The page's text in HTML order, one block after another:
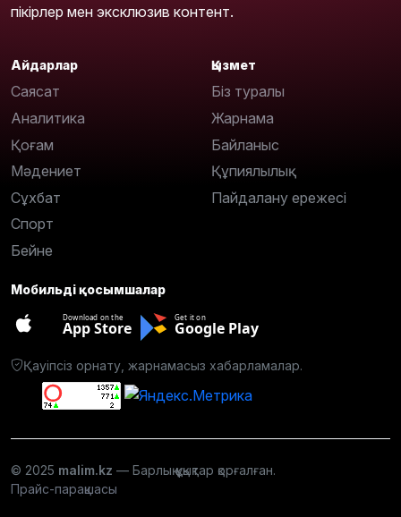
пікірлер мен эксклюзив контент.
Айдарлар
Саясат
Аналитика
Қоғам
Мәдениет
Сұхбат
Спорт
Бейне
Қызмет
Біз туралы
Жарнама
Байланыс
Құпиялылық
Пайдалану ережесі
Мобильді қосымшалар
Download on the
App Store
Get it on
Google Play
Қауіпсіз орнату, жарнамасыз хабарламалар.
© 2025 malim.kz — Барлық құқықтар қорғалған.
Прайс-парақшасы